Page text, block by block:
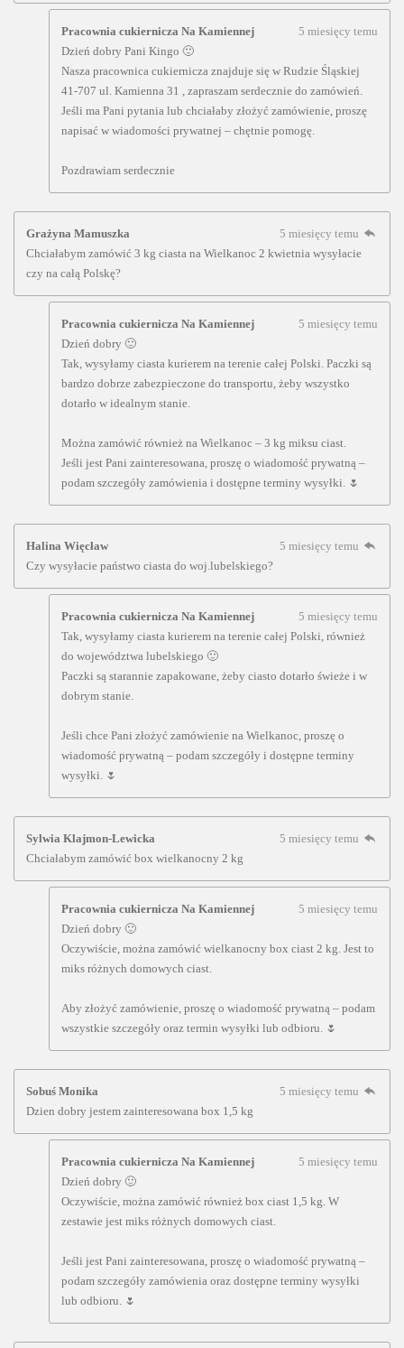
Pracownia cukiernicza Na Kamiennej
5 miesięcy temu
Dzień dobry Pani Kingo 🙂
Nasza pracownica cukiernicza znajduje się w Rudzie Śląskiej
41-707 ul. Kamienna 31 , zapraszam serdecznie do zamówień.
Jeśli ma Pani pytania lub chciałaby złożyć zamówienie, proszę
napisać w wiadomości prywatnej – chętnie pomogę.
Pozdrawiam serdecznie
Grażyna Mamuszka
5 miesięcy temu
Chciałabym zamówić 3 kg ciasta na Wielkanoc 2 kwietnia wysyłacie
czy na całą Polskę?
Pracownia cukiernicza Na Kamiennej
5 miesięcy temu
Dzień dobry 🙂
Tak, wysyłamy ciasta kurierem na terenie całej Polski. Paczki są
bardzo dobrze zabezpieczone do transportu, żeby wszystko
dotarło w idealnym stanie.
Można zamówić również na Wielkanoc – 3 kg miksu ciast.
Jeśli jest Pani zainteresowana, proszę o wiadomość prywatną –
podam szczegóły zamówienia i dostępne terminy wysyłki. 🌷
Halina Więcław
5 miesięcy temu
Czy wysyłacie państwo ciasta do woj.lubelskiego?
Pracownia cukiernicza Na Kamiennej
5 miesięcy temu
Tak, wysyłamy ciasta kurierem na terenie całej Polski, również
do województwa lubelskiego 🙂
Paczki są starannie zapakowane, żeby ciasto dotarło świeże i w
dobrym stanie.
Jeśli chce Pani złożyć zamówienie na Wielkanoc, proszę o
wiadomość prywatną – podam szczegóły i dostępne terminy
wysyłki. 🌷
Sylwia Klajmon-Lewicka
5 miesięcy temu
Chciałabym zamówić box wielkanocny 2 kg
Pracownia cukiernicza Na Kamiennej
5 miesięcy temu
Dzień dobry 🙂
Oczywiście, można zamówić wielkanocny box ciast 2 kg. Jest to
miks różnych domowych ciast.
Aby złożyć zamówienie, proszę o wiadomość prywatną – podam
wszystkie szczegóły oraz termin wysyłki lub odbioru. 🌷
Sobuś Monika
5 miesięcy temu
Dzien dobry jestem zainteresowana box 1,5 kg
Pracownia cukiernicza Na Kamiennej
5 miesięcy temu
Dzień dobry 🙂
Oczywiście, można zamówić również box ciast 1,5 kg. W
zestawie jest miks różnych domowych ciast.
Jeśli jest Pani zainteresowana, proszę o wiadomość prywatną –
podam szczegóły zamówienia oraz dostępne terminy wysyłki
lub odbioru. 🌷